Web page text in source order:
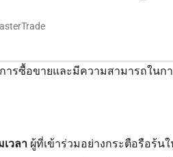
ารซื้อขายและมีความสามารถใน
วลาผู้ที่เข้าร่วมอย่างกระตือรือร้น